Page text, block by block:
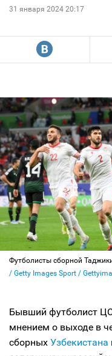
31 января 2024 20:17
R
Футболисты сборной
/ Getty Images Sport /
Бывший футболист
мнением о выходе в
сборных Узбекистана